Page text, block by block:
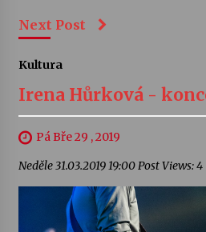
Next Post
Kultura
Irena Hůrková -
Pá Bře 29 , 2019
Neděle 31.03.2019 19:00 Post Views: 4